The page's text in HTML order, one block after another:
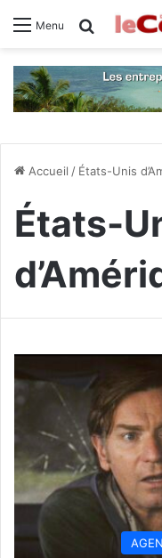
Menu
Accueil / États-Unis
États-